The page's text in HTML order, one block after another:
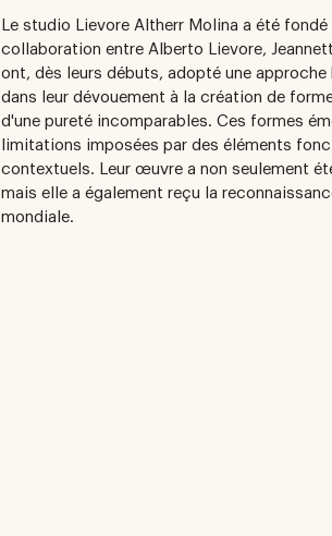
Le studio Lievore Altherr Molina a été fondé
collaboration entre Alberto Lievore,
ont, dès leurs débuts, adopté une
dans leur dévouement à la création de
d'une pureté incomparables. Ces formes
limitations imposées par des éléments
contextuels. Leur œuvre a non seulement
mais elle a également reçu la
mondiale.